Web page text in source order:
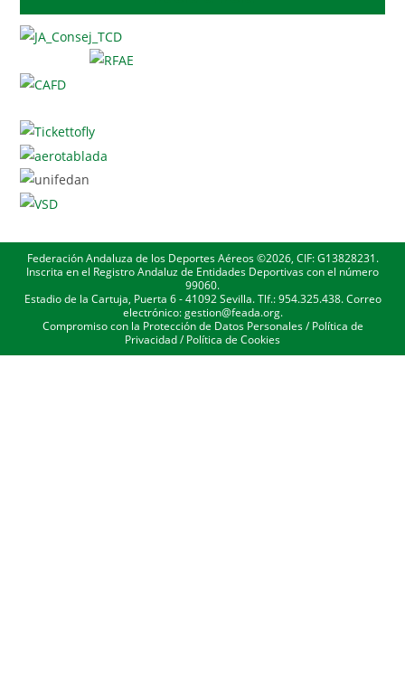
Federación Andaluza de los Deportes Aéreos ©2026, CIF: G13828231.
Inscrita en el Registro Andaluz de Entidades Deportivas con el número
99060.
Estadio de la Cartuja, Puerta 6 - 41092 Sevilla. Tlf.: 954.325.438. Correo
electrónico: gestion@feada.org.
Compromiso con la Protección de Datos Personales/Política de
Privacidad/Política de Cookies